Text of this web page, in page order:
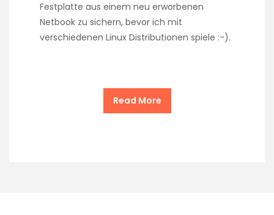
Festplatte aus einem neu erworbenen
Netbook zu sichern, bevor ich mit
verschiedenen Linux Distributionen spiele :-).
Read More